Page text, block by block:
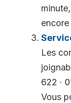
encore
Les
622 ·
Vous